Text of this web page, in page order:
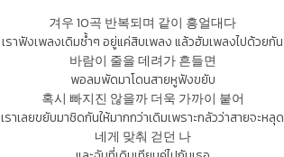
겨우 10곡 반복되며 같이 흥얼대다
เราฟังเพลงเดิมซ้ำๆ อยู่แค่สิบเพลง แล้วฮัมเพลงไปด้วยกัน
바람이 줄을 데려가 흔들면
พอลมพัดมาโดนสายหูฟังขยับ
혹시 빠지진 않을까 더욱 가까이 붙어
เราเลยขยับมาชิดกันให้มากกว่าเดิมเพราะกลัวว่าสายจะหลุด
네게 맞춰 걷던 나